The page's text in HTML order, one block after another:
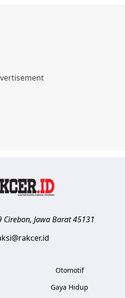
Cirebon, Jawa Barat 45131
Otomotif
Gaya Hidup